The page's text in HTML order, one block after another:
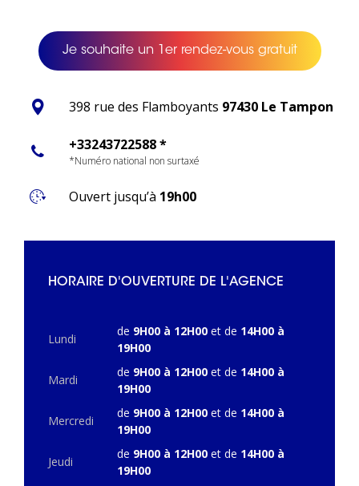
Je souhaite un 1er rendez-vous gratuit
398 rue des Flamboyants 97430 Le Tampon
+33243722588 *
*Numéro national non surtaxé
Ouvert jusqu’à 19h00
HORAIRE D'OUVERTURE DE L'AGENCE
Lundi
de 9H00 à 12H00 et de 14H00 à
19H00
Mardi
de 9H00 à 12H00 et de 14H00 à
19H00
Mercredi
de 9H00 à 12H00 et de 14H00 à
19H00
Jeudi
de 9H00 à 12H00 et de 14H00 à
19H00